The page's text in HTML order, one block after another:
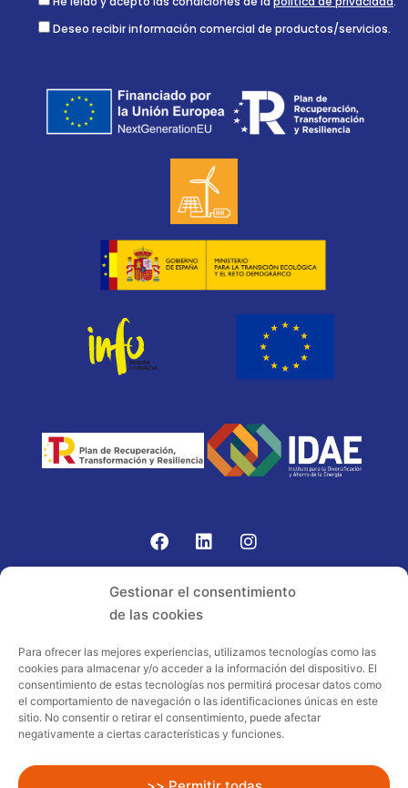
Gestionar el consentimiento
de las cookies
Para ofrecer las mejores experiencias, utilizamos tecnologías como las
cookies para almacenar y/o acceder a la información del dispositivo. El
consentimiento de estas tecnologías nos permitirá procesar datos como
el comportamiento de navegación o las identificaciones únicas en este
sitio. No consentir o retirar el consentimiento, puede afectar
negativamente a ciertas características y funciones.
Deseo recibir información comercial de productos/servicios.
Proyecto acogido al programa de
incentivos ligados al autoconsumo y
almacenamiento, con fuentes de energía
renovables, así como a la implantación
sector residencial en el marco del Plan